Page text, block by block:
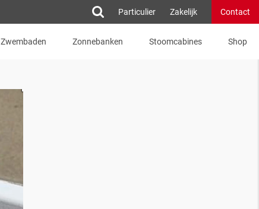
Particulier Zakelijk Contact
Zwembaden Zonnebanken Stoomcabines Shop